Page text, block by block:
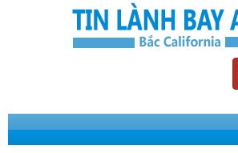
Home